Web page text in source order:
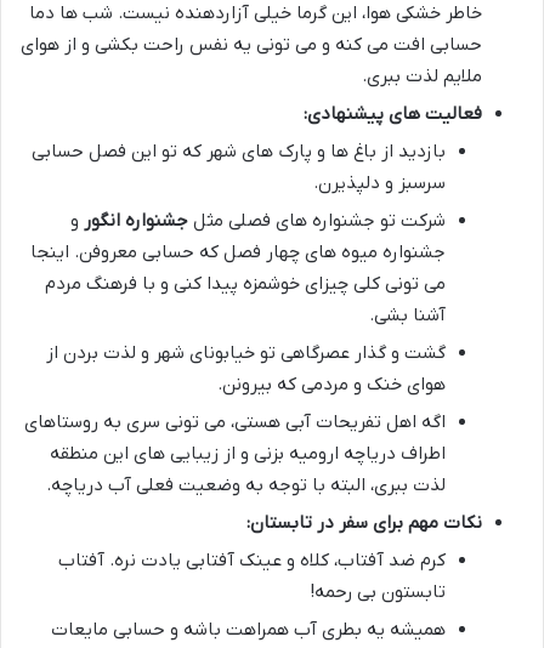
خاطر خشکی هوا، این گرما خیلی آزاردهنده نیست. شب ها دما
حسابی افت می کنه و می تونی یه نفس راحت بکشی و از هوای
ملایم لذت ببری.
فعالیت های پیشنهادی:
بازدید از باغ ها و پارک های شهر که تو این فصل حسابی
سرسبز و دلپذیرن.
شرکت تو جشنواره های فصلی مثل جشنواره انگور و
جشنواره میوه های چهار فصل که حسابی معروفن. اینجا
می تونی کلی چیزای خوشمزه پیدا کنی و با فرهنگ مردم
آشنا بشی.
گشت و گذار عصرگاهی تو خیابونای شهر و لذت بردن از
هوای خنک و مردمی که بیرونن.
اگه اهل تفریحات آبی هستی، می تونی سری به روستاهای
اطراف دریاچه ارومیه بزنی و از زیبایی های این منطقه
لذت ببری، البته با توجه به وضعیت فعلی آب دریاچه.
نکات مهم برای سفر در تابستان:
کرم ضد آفتاب، کلاه و عینک آفتابی یادت نره. آفتاب
تابستون بی رحمه!
همیشه یه بطری آب همراهت باشه و حسابی مایعات